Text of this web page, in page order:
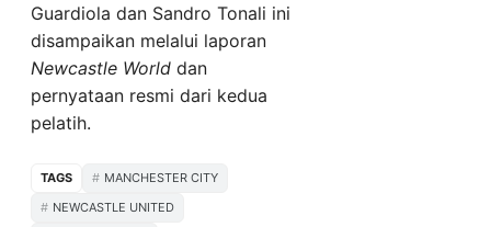
Guardiola dan Sandro Tonali ini
disampaikan melalui laporan
Newcastle World dan
pernyataan resmi dari kedua
pelatih.
TAGS
MANCHESTER CITY
NEWCASTLE UNITED